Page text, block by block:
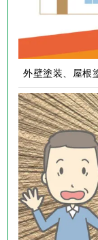
外壁塗装、屋